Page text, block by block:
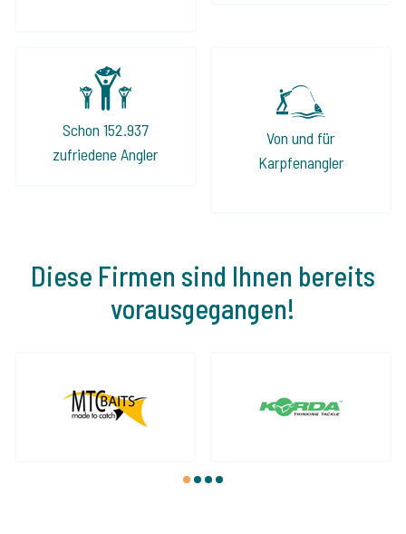
Schon 152.937
zufriedene Angler
Von und für
Karpfenangler
Diese Firmen sind Ihnen bereits
vorausgegangen!
1 2 3 4